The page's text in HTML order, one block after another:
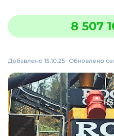
8 507
Добавлено 15.10.25 Обновлено